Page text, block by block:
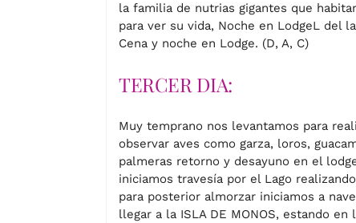
la familia de nutrias gigantes que
para ver su vida, Noche en LodgeL del
Cena y noche en Lodge. (D, A, C)
TERCER DIA:
Muy temprano nos levantamos para
observar aves como garza, loros,
palmeras retorno y desayuno en el
iniciamos travesía por el Lago
para posterior almorzar iniciamos a
llegar a la ISLA DE MONOS, estando